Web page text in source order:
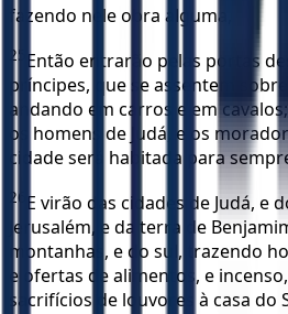
fazendo nele obra alguma,
25 Então entrarão pelas portas
príncipes, que se assentem
andando em carros e em
os homens de Judá, e os
cidade será habitada para
26 E virão das cidades de Judá, e
Jerusalém, e da terra de
montanhas, e do sul, trazendo
e ofertas de alimentos, e
sacrifícios de louvores à casa do